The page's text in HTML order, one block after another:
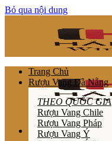
Bỏ qua nội dung
Trang Chủ
Rượu Vang Đà Nẵng
THEO QUỐC GIA
Rượu Vang Chile
Rượu Vang Pháp
Rượu Vang Ý